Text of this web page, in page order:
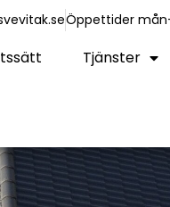
Öppettider
Tjänster